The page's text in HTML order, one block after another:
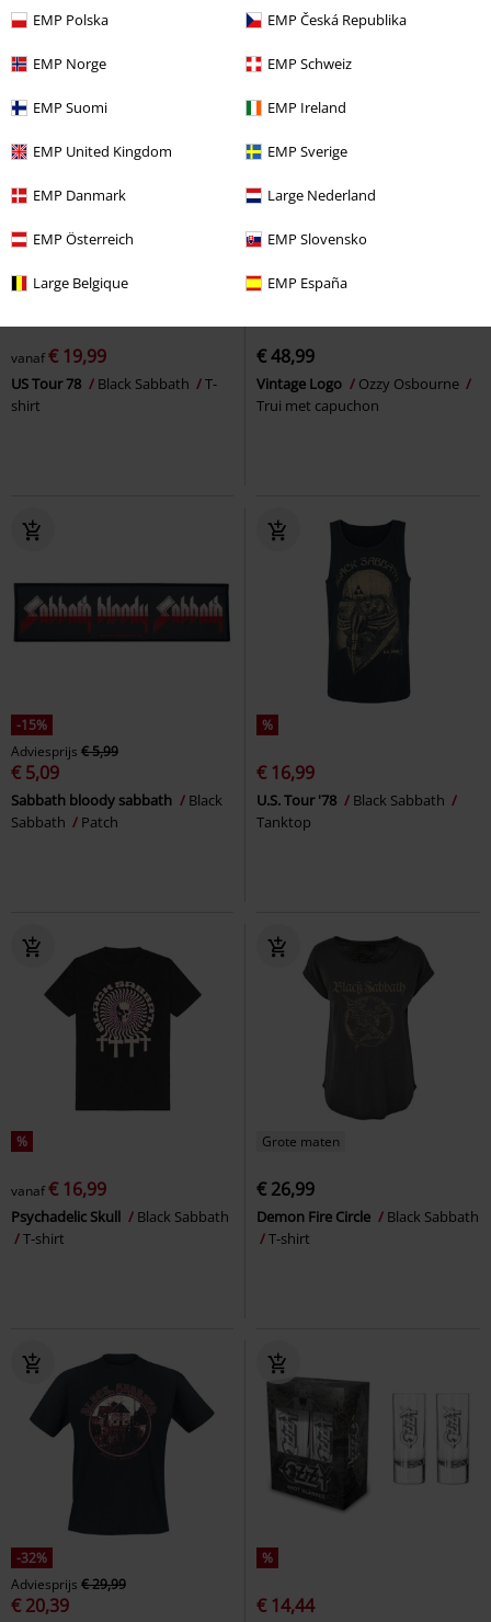
EMP Polska EMP Česká Republika
EMP Norge EMP Schweiz
EMP Suomi EMP Ireland
EMP United Kingdom EMP Sverige
EMP Danmark Large Nederland
EMP Österreich EMP Slovensko
Large Belgique EMP España
vanaf€ 19,99
US Tour 78 Black Sabbath
T-
shirt
€ 48,99
Vintage Logo
Ozzy Osbourne
Trui met capuchon
-15%
Adviesprijs € 5,99
€ 5,09
Sabbath bloody sabbath
Black
Sabbath
Patch
%
€ 16,99
U.S. Tour '78
Black Sabbath
Tanktop
%
vanaf€ 16,99
Psychadelic Skull
Black Sabbath
T-shirt
Grote maten
€ 26,99
Demon Fire Circle
Black Sabbath
T-shirt
-32%
Adviesprijs € 29,99
€ 20,39
%
€ 14,44